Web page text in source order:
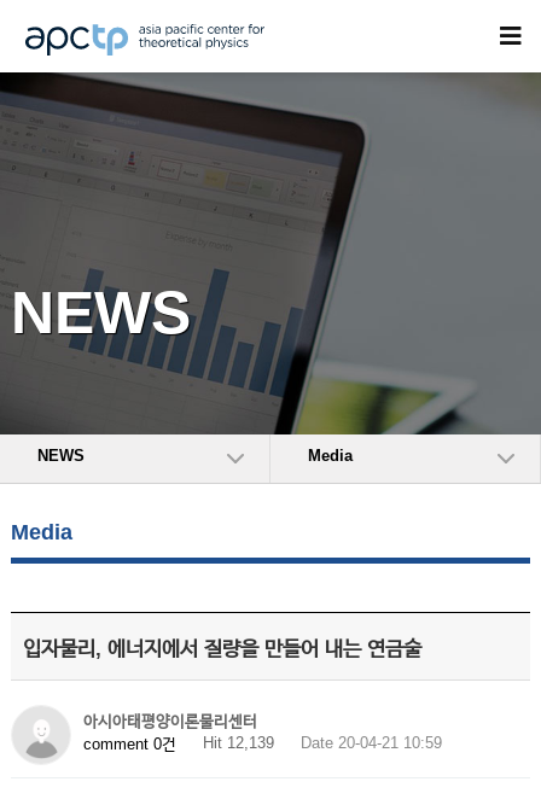
NEWS
NEWS Media
Media
입자물리, 에너지에서 질량을 만들어 내는 연금술
아시아태평양이론물리센터
comment 0건
Hit 12,139 Date 20-04-21 10:59